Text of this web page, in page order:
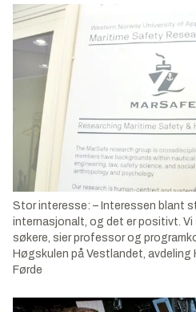
Stor interesse: – Interessen blant
internasjonalt, og det er positivt. Vi
søkere, sier professor og
Høgskulen på Vestlandet,
Førde